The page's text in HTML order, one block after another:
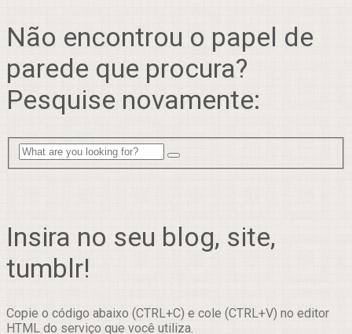
Não encontrou o papel de
parede que procura?
Pesquise novamente:
Insira no seu blog, site,
tumblr!
Copie o código abaixo (CTRL+C) e cole (CTRL+V) no editor
HTML do serviço que você utiliza.